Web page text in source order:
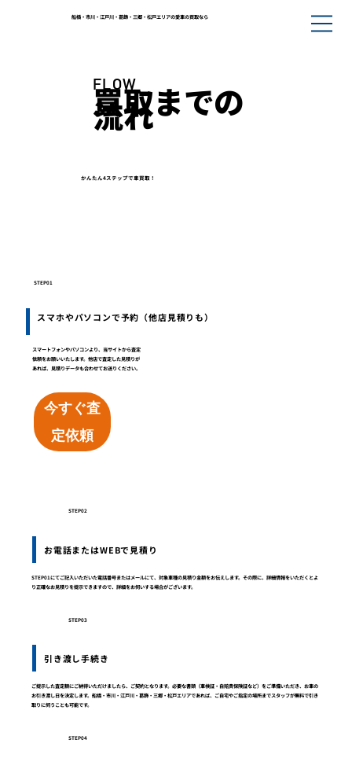
船橋・市川・江戸川・葛飾・三郷・松戸エリアの愛車の買取なら
FLOW
買取までの
流れ
かんたん4ステップで車買取！
STEP01
スマホやパソコンで予約（他店見積りも）
スマートフォンやパソコンより、当サイトから査定
依頼をお願いいたします。他店で査定した見積りが
あれば、見積りデータも合わせてお送りください。
今すぐ査
定依頼
STEP02
お電話またはWEBで見積り
STEP01にてご記入いただいた電話番号またはメールにて、対象車種の見積り金額をお伝えします。その際に、詳細情報をいただくとよ
り正確なお見積りを提示できますので、詳細をお伺いする場合がございます。
STEP03
引き渡し手続き
ご提示した査定額にご納得いただけましたら、ご契約となります。必要な書類（車検証・自賠責保険証など）をご準備いただき、お車の
お引き渡し日を決定します。船橋・市川・江戸川・葛飾・三郷・松戸エリアであれば、ご自宅やご指定の場所までスタッフが無料で引き
取りに伺うことも可能です。
STEP04